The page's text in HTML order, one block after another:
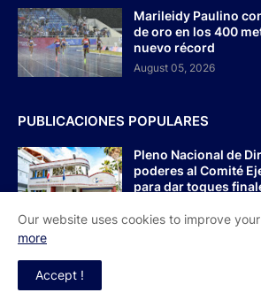
Marileidy Paulino
de oro en los 400
nuevo récord
August 05, 2026
PUBLICACIONES POPULARES
Pleno Nacional de
poderes al Comité
para dar toques
agosto 05, 2026
Our website uses cookies to improve
more
Accept !